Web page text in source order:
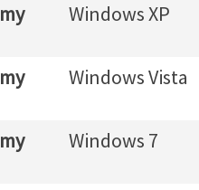
Windows XP
Windows Vista
Windows 7